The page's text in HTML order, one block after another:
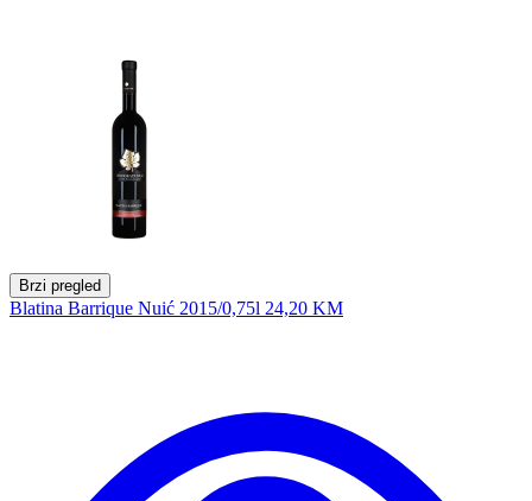
Brzi pregled
Blatina Barrique Nuić 2015/0,75l 24,20 KM